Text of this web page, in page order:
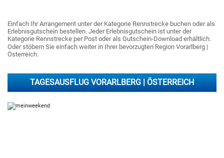
Einfach Ihr Arrangement unter der Kategorie Rennstrecke buchen oder als
Erlebnisgutschein bestellen. Jeder Erlebnisgutschein ist unter der
Kategorie Rennstrecke per Post oder als Gutschein-Download erhältlich.
Oder stöbern Sie einfach weiter in Ihrer bevorzugten Region Vorarlberg |
Österreich:
TAGESAUSFLUG VORARLBERG | ÖSTERREICH